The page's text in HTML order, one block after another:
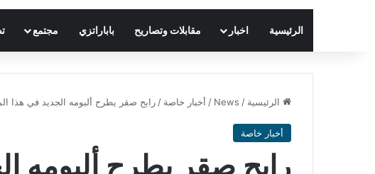
الرئيسية اخبار مقابلات وتصاريح باباراتزي مجتمع
الرئيسية /
News
/ أخبار خاصة / رابح صقر يطرح ألبومه الجديد في هذا
أخبار خاصة
رابح صقر يطرح ألبومه